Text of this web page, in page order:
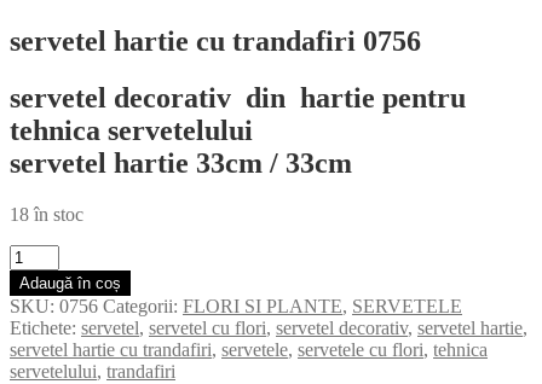
servetel hartie cu trandafiri 0756
servetel decorativ din hartie pentru
tehnica servetelului
servetel hartie 33cm / 33cm
18 în stoc
Cantitate
servetel
hartie
cu
trandafiri
0756
Adaugă în coș
SKU: 0756 Categorii: FLORI SI PLANTE, SERVETELE
Etichete: servetel, servetel cu flori, servetel decorativ, servetel hartie,
servetel hartie cu trandafiri, servetele, servetele cu flori, tehnica
servetelului, trandafiri